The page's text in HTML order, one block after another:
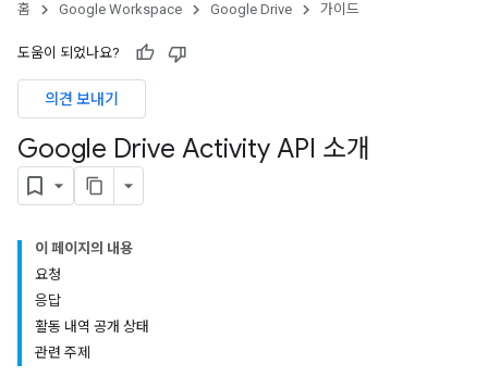
홈 Google Workspace Google Drive 가이드
도움이 되었나요?
의견 보내기
Google Drive Activity API 소개
이 페이지의 내용
요청
응답
활동 내역 공개 상태
관련 주제